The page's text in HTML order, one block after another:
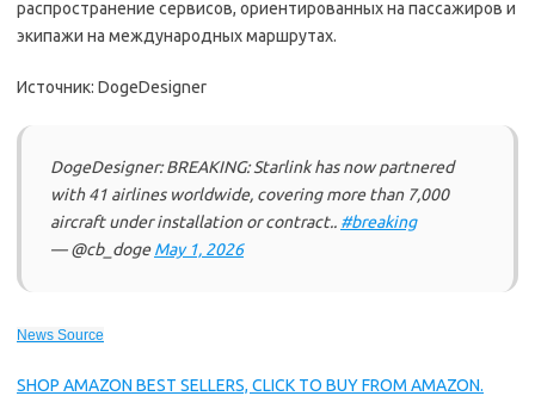
распространение сервисов, ориентированных на пассажиров и
экипажи на международных маршрутах.
Источник: DogeDesigner
DogeDesigner: BREAKING: Starlink has now partnered
with 41 airlines worldwide, covering more than 7,000
aircraft under installation or contract.. #breaking
— @cb_dogeMay 1, 2026
News Source
SHOP AMAZON BEST SELLERS, CLICK TO BUY FROM AMAZON.